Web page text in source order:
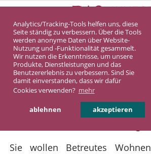
Analytics/Tracking-Tools helfen uns, diese
Seite ständig zu verbessern. Über die Tools
werden anonyme Daten über Website-
Nutzung und -Funktionalität gesammelt.
Wir nutzen die Erkenntnisse, um unsere
Produkte, Dienstleistungen und das
Benutzererlebnis zu verbessern. Sind Sie
damit einverstanden, dass wir dafür
Cookies verwenden? mehr
ablehnen akzeptieren
Betreutes Wohnen in
DASINVEST Service Betreutes
Betreutes Wohnen in
Betreutes Wohnen in
Sie wollen Betreutes